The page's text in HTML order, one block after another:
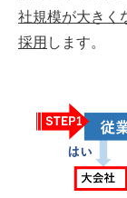
社規模が大きく
採用 します。